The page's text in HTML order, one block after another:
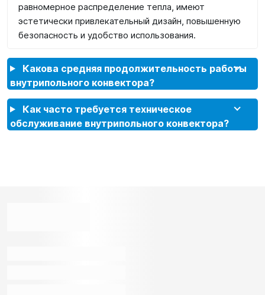
равномерное распределение тепла, имеют
эстетически привлекательный дизайн, повышенную
безопасность и удобство использования.
Какова средняя продолжительность работы
внутрипольного конвектора?
Как часто требуется техническое
обслуживание внутрипольного конвектора?